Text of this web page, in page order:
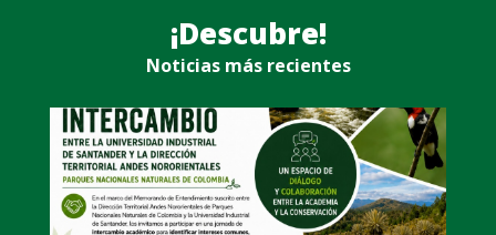
¡Descubre!
Noticias más recientes